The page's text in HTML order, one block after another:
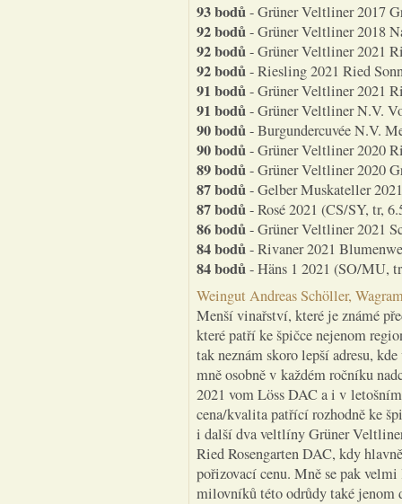
93 bodů- Grüner Veltliner 2017
92 bodů- Grüner Veltliner 2018
92 bodů- Grüner Veltliner 2021
92 bodů- Riesling 2021 Ried
91 bodů- Grüner Veltliner 2021
91 bodů- Grüner Veltliner N.V.
90 bodů- Burgundercuvée N.V.
90 bodů- Grüner Veltliner 2020
89 bodů- Grüner Veltliner 2020
87 bodů- Gelber Muskateller
87 bodů- Rosé 2021 (CS/SY, tr,
86 bodů- Grüner Veltliner 2021
84 bodů- Rivaner 2021
84 bodů- Häns 1 2021 (SO/MU,
Weingut Andreas Schöller,
Menší vinařství, které je známé
které patří ke špičce nejenom
tak neznám skoro lepší adresu,
mně osobně v každém ročníku
2021 vom Löss DAC a i v
cena/kvalita patřící rozhodně ke
i další dva veltlíny Grüner
Ried Rosengarten DAC, kdy
pořizovací cenu. Mně se pak
milovníků této odrůdy také jenom